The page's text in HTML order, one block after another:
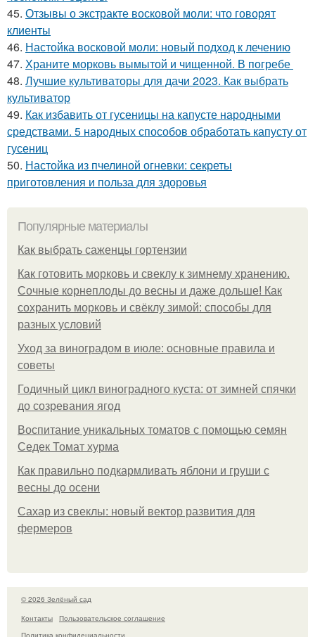
45. Отзывы о экстракте восковой моли: что говорят
клиенты
46. Настойка восковой моли: новый подход к лечению
47. Храните морковь вымытой и чищенной. В погребе
48. Лучшие культиваторы для дачи 2023. Как выбрать
культиватор
49. Как избавить от гусеницы на капусте народными
средствами. 5 народных способов обработать капусту от
гусениц
50. Настойка из пчелиной огневки: секреты
приготовления и польза для здоровья
Популярные материалы
Как выбрать саженцы гортензии
Как готовить морковь и свеклу к зимнему хранению.
Сочные корнеплоды до весны и даже дольше! Как
сохранить морковь и свёклу зимой: способы для
разных условий
Уход за виноградом в июле: основные правила и
советы
Годичный цикл виноградного куста: от зимней спячки
до созревания ягод
Воспитание уникальных томатов с помощью семян
Седек Томат хурма
Как правильно подкармливать яблони и груши с
весны до осени
Сахар из свеклы: новый вектор развития для
фермеров
© 2026 Зелёный сад
Контакты
Пользовательское соглашение
Политика конфидециальности